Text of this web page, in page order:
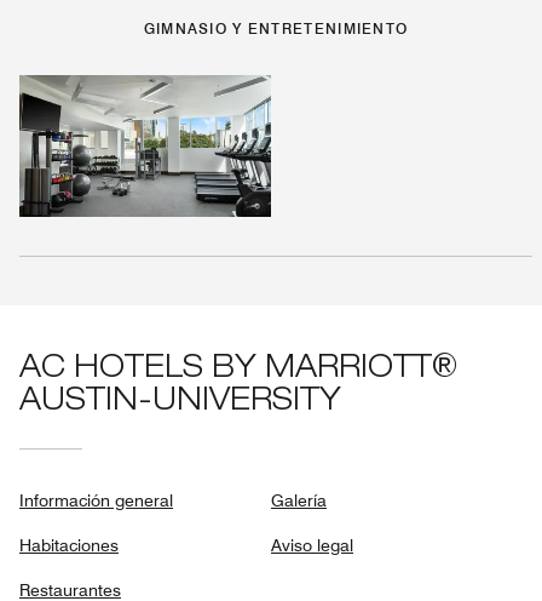
GIMNASIO Y ENTRETENIMIENTO
AC HOTELS BY MARRIOTT®
AUSTIN-UNIVERSITY
Información general
Habitaciones
Restaurantes
Galería
Aviso legal